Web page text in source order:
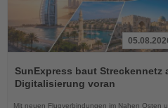
Sie
die
Nachrichten
SunExpress baut Streckennetz
Digitalisierung voran
Mit neuen Flugverbindungen im Nahen Osten